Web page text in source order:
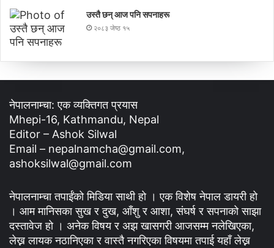
उस्तै छन् आज पनि सपनाहरू
२०८३ जेष्ठ १५
नेपालनाम्चा: एक व्यक्तिगत प्रयास
Mhepi-16, Kathmandu, Nepal
Editor – Ashok Silwal
Email – nepalnamcha@gmail.com,
ashoksilwal@gmail.com
नेपालनाम्चा तपाईंको मिडिया साथी हो । एक विशेष नेपाल डायरी हो
। आम मानिसका सुख र दुख, आँशु र आशा, संघर्ष र सपनाको साझा
दस्तावेज हो । अनेक विषय र अझ खासगरी आजसम्म नलेखिएका,
लेख्न लायक नठानिएका र वास्तै नगरिएका विषयमा तपाई यहाँ लेख्न